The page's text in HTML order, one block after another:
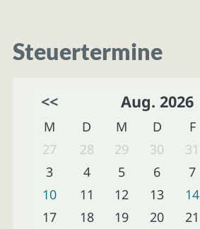
Steuertermine
<< Aug. 2026
M D M D F
27
28 29 30 31
3
4 5 6 7
10
11 12 13 14
17
18 19 20 21